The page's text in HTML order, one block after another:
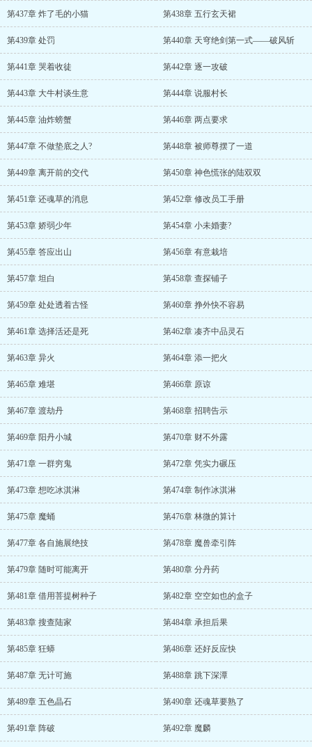
第437章 炸了毛的小猫 第438章 五行玄天裙
第439章 处罚 第440章 天穹绝剑第一式——破风斩
第441章 哭着收徒 第442章 逐一攻破
第443章 大牛村谈生意 第444章 说服村长
第445章 油炸螃蟹 第446章 两点要求
第447章 不做垫底之人? 第448章 被师尊摆了一道
第449章 离开前的交代 第450章 神色慌张的陆双双
第451章 还魂草的消息 第452章 修改员工手册
第453章 娇弱少年 第454章 小未婚妻?
第455章 答应出山 第456章 有意栽培
第457章 坦白 第458章 查探铺子
第459章 处处透着古怪 第460章 挣外快不容易
第461章 选择活还是死 第462章 凑齐中品灵石
第463章 异火 第464章 添一把火
第465章 难堪 第466章 原谅
第467章 渡劫丹 第468章 招聘告示
第469章 阳丹小城 第470章 财不外露
第471章 一群穷鬼 第472章 凭实力碾压
第473章 想吃冰淇淋 第474章 制作冰淇淋
第475章 魔蛹 第476章 林微的算计
第477章 各自施展绝技 第478章 魔兽牵引阵
第479章 随时可能离开 第480章 分丹药
第481章 借用菩提树种子 第482章 空空如也的盒子
第483章 搜查陆家 第484章 承担后果
第485章 狂蟒 第486章 还好反应快
第487章 无计可施 第488章 跳下深潭
第489章 五色晶石 第490章 还魂草要熟了
第491章 阵破 第492章 魔麟